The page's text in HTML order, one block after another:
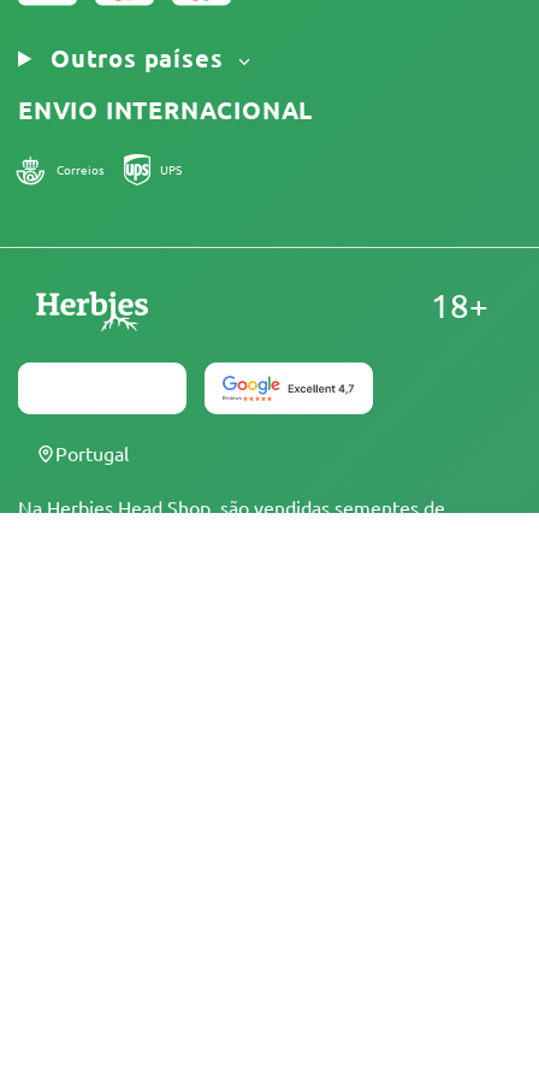
Outros países
ENVIO INTERNACIONAL
Correios UPS
Na Herbies Head Shop, são vendidas sementes de
18+
Portugal